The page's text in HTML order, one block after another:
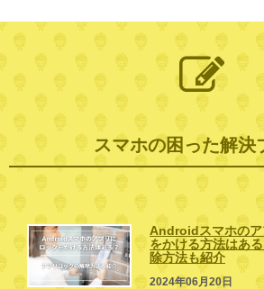
スマホの困った解決
Androidスマホのア
をかける方法はあ
除方法も紹介
2024年06月20日